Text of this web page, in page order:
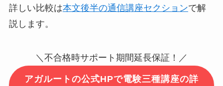
詳しい比較は本文後半の通信講座セクションで解
説します。
＼不合格時サポート期間延長保証！／
アガルートの公式HPで電験三種講座の詳